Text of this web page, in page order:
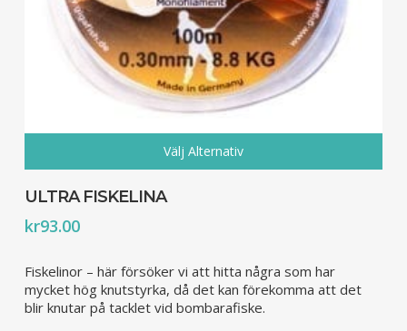
Välj Alternativ
här
har
varianter.
De
olika
ULTRA FISKELINA
kr93.00
Fiskelinor – här försöker vi att hitta några som har
mycket hög knutstyrka, då det kan förekomma att det
blir knutar på tacklet vid bombarafiske.